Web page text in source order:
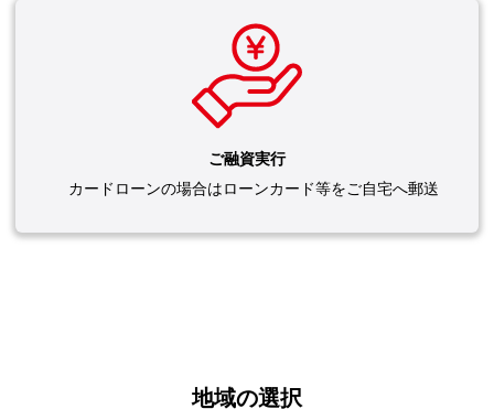
ご融資実行
カードローンの場合はローンカード等をご自宅へ郵送
地域の選択